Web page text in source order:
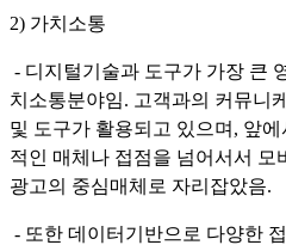
2) 가치소통
- 디지털기술과 도구가 가장 큰
치소통분야임. 고객과의 커뮤니
및 도구가 활용되고 있으며, 앞
적인 매체나 접점을 넘어서서 모
광고의 중심매체로 자리잡았음.
- 또한 데이터기반으로 다양한